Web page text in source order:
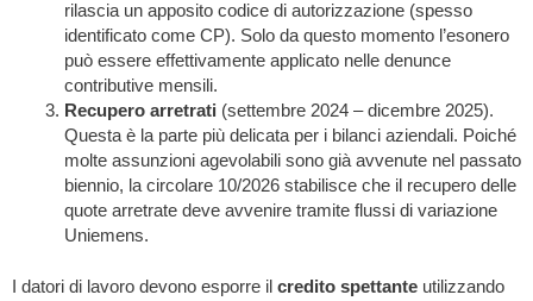
rilascia un apposito codice di autorizzazione (spesso
identificato come CP). Solo da questo momento l’esonero
può essere effettivamente applicato nelle denunce
contributive mensili.
Recupero arretrati (settembre 2024 – dicembre 2025).
Questa è la parte più delicata per i bilanci aziendali. Poiché
molte assunzioni agevolabili sono già avvenute nel passato
biennio, la circolare 10/2026 stabilisce che il recupero delle
quote arretrate deve avvenire tramite flussi di variazione
Uniemens.
I datori di lavoro devono esporre il credito spettante utilizzando